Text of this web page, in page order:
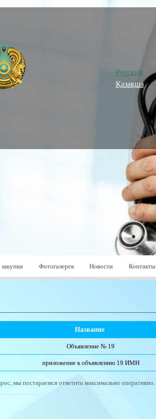
Русский
Қазақша
Фотогалерея Новости Контакты
Название
Объявление № 19
приложение к объявлению 19 ИМН
мы постараемся ответить максимально оперативно.